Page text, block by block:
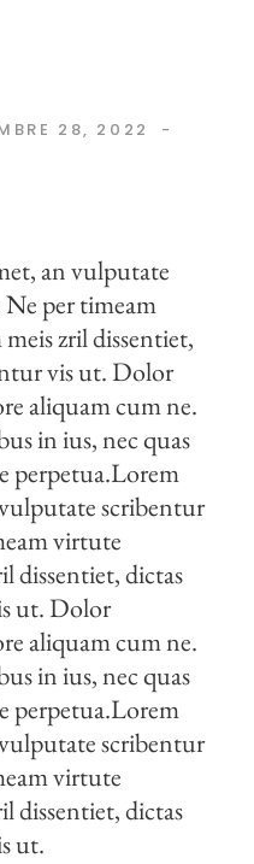
28, 2022
an vulputate
per timeam
zril dissentiet,
vis ut. Dolor
aliquam cum ne.
in ius, nec quas
perpetua.Lorem
scribentur
virtute
dissentiet, dictas
ut. Dolor
aliquam cum ne.
in ius, nec quas
perpetua.Lorem
scribentur
virtute
dissentiet, dictas
ut.